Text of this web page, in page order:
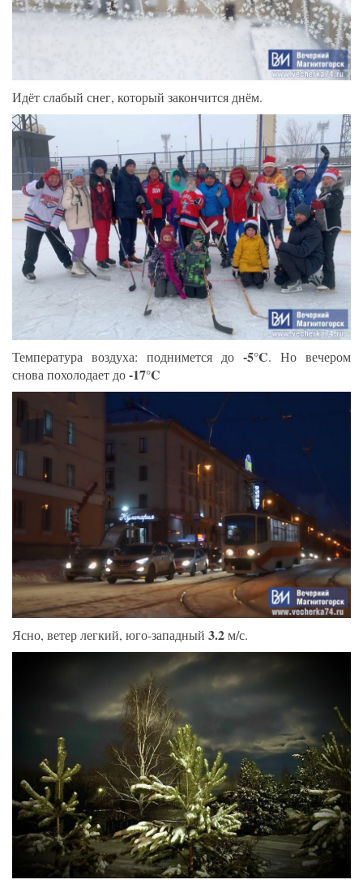
Идёт слабый снег, который закончится днём.
Температура воздуха: поднимется до -5°C. Но вечером
снова похолодает до-17°C
Ясно, ветер легкий, юго-западный 3.2м/с.